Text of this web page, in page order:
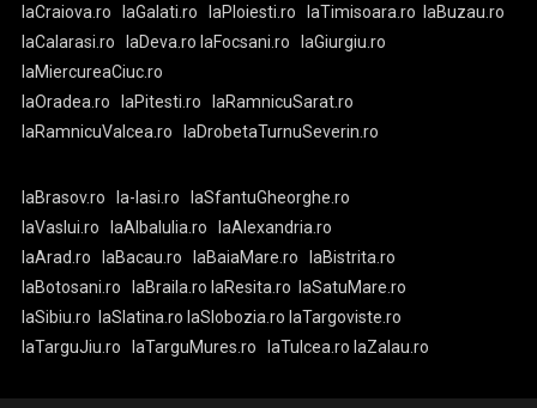
laCraiova.ro
laGalati.ro laPloiesti.ro laTimisoara.ro
laBuzau.ro
laCalarasi.ro
laDeva.ro laFocsani.ro
laGiurgiu.ro
laMiercureaCiuc.ro
laOradea.ro
laPitesti.ro
laRamnicuSarat.ro
laRamnicuValcea.ro
laDrobetaTurnuSeverin.ro
laBrasov.ro la-Iasi.ro
laSfantuGheorghe.ro
laVaslui.ro
laAlbaIulia.ro
laAlexandria.ro
laArad.ro
laBacau.ro laBaiaMare.ro
laBistrita.ro
laBotosani.ro
laBraila.ro laResita.ro
laSatuMare.ro
laSibiu.ro
laSlatina.ro laSlobozia.ro laTargoviste.ro
laTarguJiu.ro
laTarguMures.ro laTulcea.ro laZalau.ro